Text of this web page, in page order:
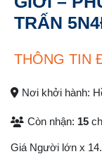
TRẤN
THÔNG TIN
Nơi khởi hành:
Còn nhận: 15
Giá Người lớn x